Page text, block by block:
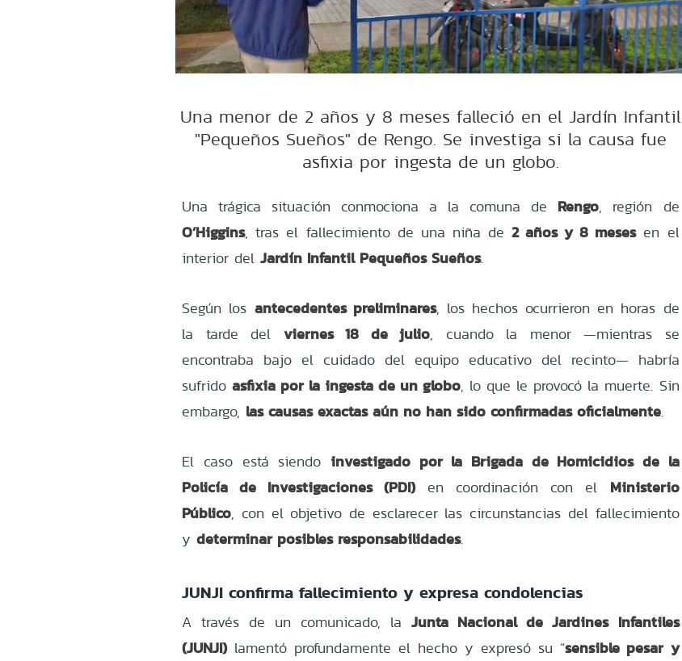
Una menor de 2 años y 8 meses falleció en el Jardín Infantil
"Pequeños Sueños" de Rengo. Se investiga si la causa fue
asfixia por ingesta de un globo.
Una trágica situación conmociona a la comuna de Rengo, región de
O’Higgins, tras el fallecimiento de una niña de 2 años y 8 mesesen el
interior delJardín Infantil Pequeños Sueños.
Según los antecedentes preliminares, los hechos ocurrieron en horas de
la tarde del viernes 18 de julio, cuando la menor —mientras se
encontraba bajo el cuidado del equipo educativo del recinto— habría
sufridoasfixia por la ingesta de un globo, lo que le provocó la muerte. Sin
embargo, las causas exactas aún no han sido confirmadas oficialmente.
El caso está siendo investigado por la Brigada de Homicidios de la
Policía de Investigaciones (PDI)en coordinación con el Ministerio
Público, con el objetivo de esclarecer las circunstancias del fallecimiento
ydeterminar posibles responsabilidades.
JUNJI confirma fallecimiento y expresa condolencias
A través de un comunicado, laJunta Nacional de Jardines Infantiles
(JUNJI)lamentó profundamente el hecho y expresó su “sensible pesar y